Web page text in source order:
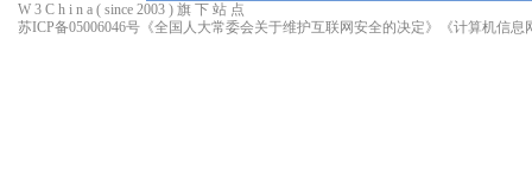
W 3 C h i n a ( since 2003 ) 旗 下 站 点
苏ICP备05006046号 《全国人大常委会关于维护互联网安全的决定》 《计算机信